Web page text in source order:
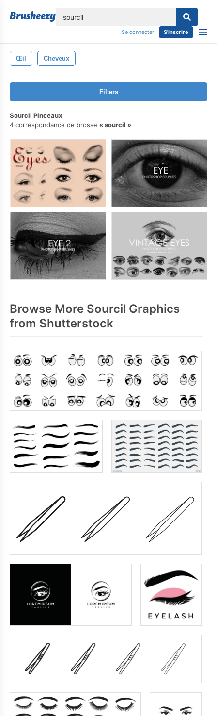
Se connecter S'inscrire
Œil Cheveux
Filters
Sourcil Pinceaux
4 correspondance de brosse
sourcil
Browse More Sourcil Graphics
from Shutterstock